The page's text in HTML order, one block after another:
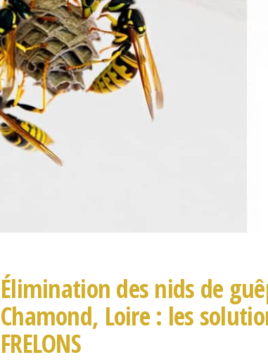
Élimination des nids de
Chamond, Loire : les
FRELONS